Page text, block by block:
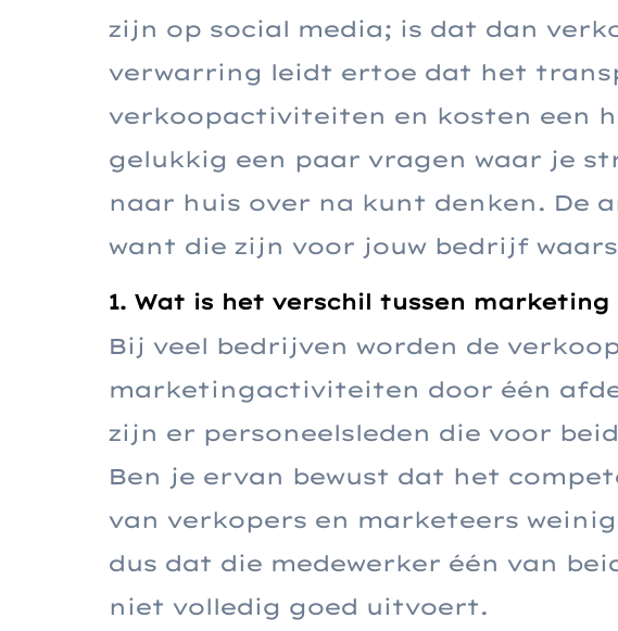
zijn op social media; is dat dan
verwarring leidt ertoe dat het
verkoopactiviteiten en kosten een
gelukkig een paar vragen waar je
naar huis over na kunt denken. De
want die zijn voor jouw bedrijf
1. Wat is het verschil tussen marketing
Bij veel bedrijven worden de
marketingactiviteiten door één
zijn er personeelsleden die voor
Ben je ervan bewust dat het
van verkopers en marketeers
dus dat die medewerker één van
niet volledig goed uitvoert.